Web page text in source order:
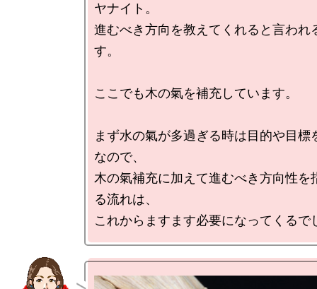
ヤナイト。
進むべき方向を教えてくれると言われ
す。
ここでも木の氣を補充しています。
まず水の氣が多過ぎる時は目的や目標
なので、
木の氣補充に加えて進むべき方向性を
る流れは、